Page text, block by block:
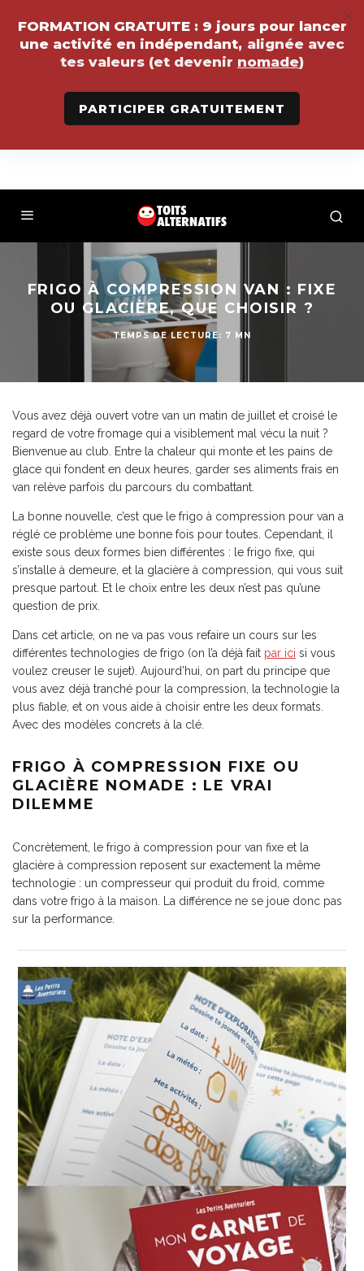
FRIGO À COMPRESSION VAN : FIXE
OU GLACIÈRE, QUE CHOISIR ?
TEMPS DE LECTURE: 7 MN
Vous avez déjà ouvert votre van un matin de juillet et croisé le
regard de votre fromage qui a visiblement mal vécu la nuit ?
Bienvenue au club. Entre la chaleur qui monte et les pains de
glace qui fondent en deux heures, garder ses aliments frais en
van relève parfois du parcours du combattant.
La bonne nouvelle, c’est que le frigo à compression pour van a
réglé ce problème une bonne fois pour toutes. Cependant, il
existe sous deux formes bien différentes : le frigo fixe, qui
s’installe à demeure, et la glacière à compression, qui vous suit
presque partout. Et le choix entre les deux n’est pas qu’une
question de prix.
Dans cet article, on ne va pas vous refaire un cours sur les
différentes technologies de frigo (on l’a déjà fait par ici si vous
voulez creuser le sujet). Aujourd’hui, on part du principe que
vous avez déjà tranché pour la compression, la technologie la
plus fiable, et on vous aide à choisir entre les deux formats.
Avec des modèles concrets à la clé.
FRIGO À COMPRESSION FIXE OU
GLACIÈRE NOMADE : LE VRAI
DILEMME
Concrètement, le frigo à compression pour van fixe et la
glacière à compression reposent sur exactement la même
technologie : un compresseur qui produit du froid, comme
dans votre frigo à la maison. La différence ne se joue donc pas
sur la performance.
FORMATION GRATUITE : 9 jours pour lancer
une activité en indépendant, alignée avec
tes valeurs (et devenir nomade)
PARTICIPER GRATUITEMENT